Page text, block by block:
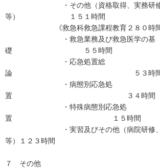
・その他（資格取得、実務研
等） １５１時間
《救急科救急課程教育２８０時間
・救急業務及び救急医学の基
礎 ５５時間
・応急処置総
論 ５３時
・病態別応急処
置 ３４時間
・特殊病態別応急処
置 １５時間
・実習及びその他（病院研修、救
等）１２３時間
７ その他